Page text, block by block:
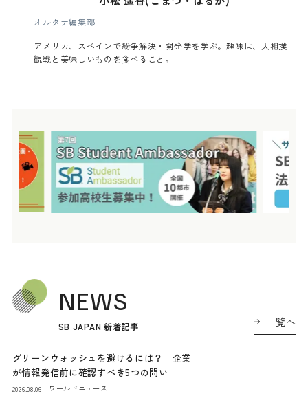
オルタナ編集部
アメリカ、スペインで紛争解決・開発学を学ぶ。趣味は、大相撲
観戦と美味しいものを食べること。
NEWS
SB JAPAN 新着記事 一覧へ
グリーンウォッシュを避けるには？ 企業
が情報発信前に確認すべき5つの問い
2026.08.06 ワールドニュース